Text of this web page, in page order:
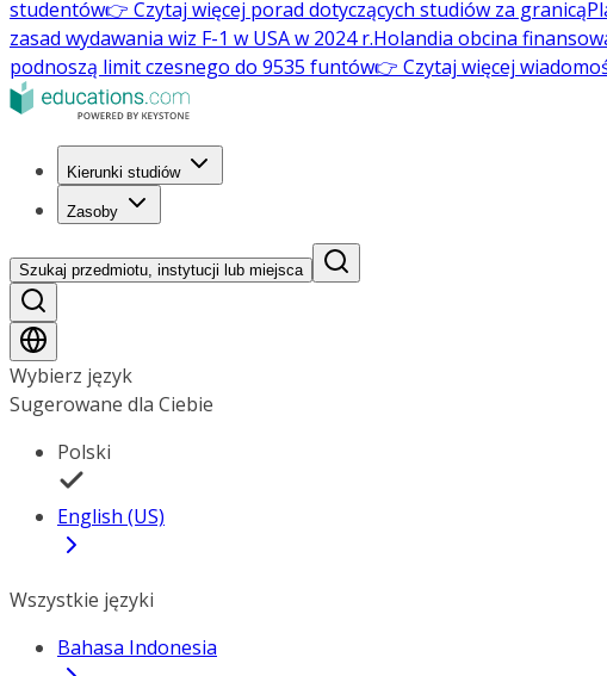
studentów👉 Czytaj więcej porad dotyczących studiów za granicą
zasad wydawania wiz F-1 w USA w 2024 r.Holandia obcina
podnoszą limit czesnego do 9535 funtów👉 Czytaj więcej
Kierunki studiów
Zasoby
Szukaj przedmiotu, instytucji lub miejsca
Wybierz język
Sugerowane dla Ciebie
Polski
English (US)
Wszystkie języki
Bahasa Indonesia